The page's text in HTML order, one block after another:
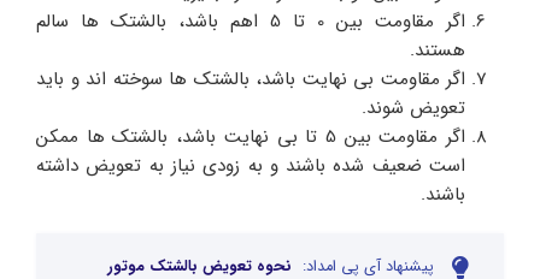
اگر مقاومت بین 0 تا 5 اهم باشد، بالشتک ها سالم
هستند.
اگر مقاومت بی نهایت باشد، بالشتک ها سوخته اند و باید
تعویض شوند.
اگر مقاومت بین 5 تا بی نهایت باشد، بالشتک ها ممکن
است ضعیف شده باشند و به زودی نیاز به تعویض داشته
باشند.
پیشنهاد آی پی امداد: نحوه تعویض بالشتک موتور